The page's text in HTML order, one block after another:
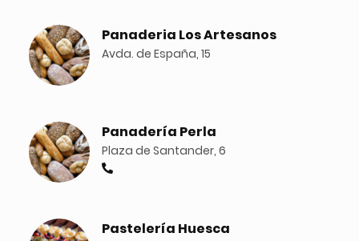
Panaderia Los Artesanos
Avda. de España, 15
Panadería Perla
Plaza de Santander, 6
Pastelería Huesca